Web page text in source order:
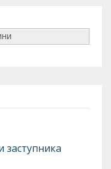
заступника